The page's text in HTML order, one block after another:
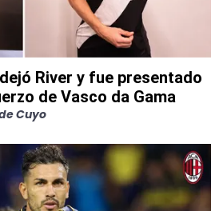
River y fue presentado
de Vasco da Gama
Cuyo